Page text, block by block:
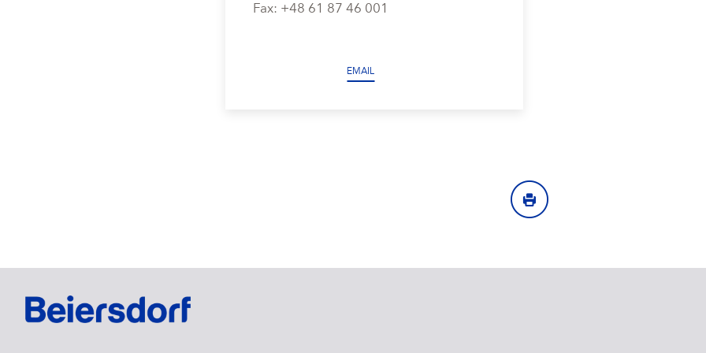
Fax: +48 61 87 46 001
EMAIL